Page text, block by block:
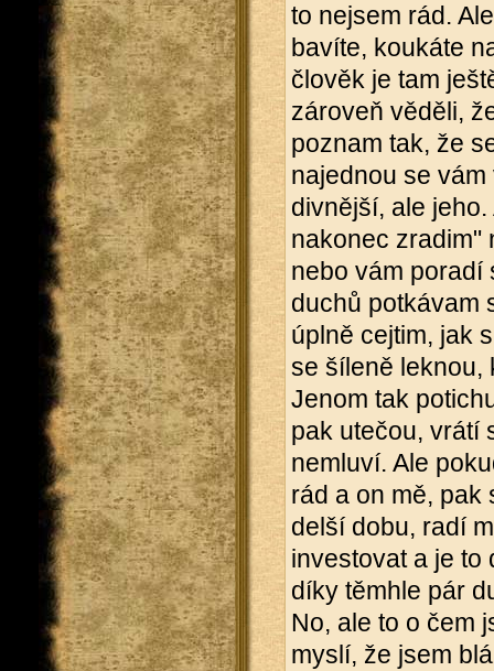
to nejsem rád.
bavíte, koukáte
člověk je tam
zároveň věděli,
poznam tak, že
najednou se
divnější, ale
nakonec zradim"
nebo vám poradí
duchů potkávam
úplně cejtim, jak
se šíleně leknou,
Jenom tak
pak utečou, vrátí
nemluví. Ale
rád a on mě, pak
delší dobu, radí
investovat a je to
díky těmhle pár
No, ale to o čem
myslí, že jsem